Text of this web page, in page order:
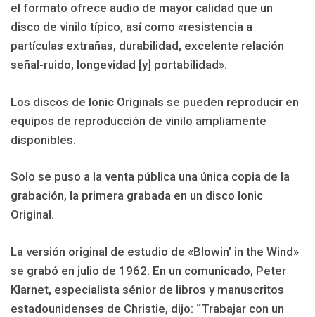
el formato ofrece audio de mayor calidad que un
disco de vinilo típico, así como «resistencia a
partículas extrañas, durabilidad, excelente relación
señal-ruido, longevidad [y] portabilidad».
Los discos de Ionic Originals se pueden reproducir en
equipos de reproducción de vinilo ampliamente
disponibles.
Solo se puso a la venta pública una única copia de la
grabación, la primera grabada en un disco Ionic
Original.
La versión original de estudio de «Blowin’ in the Wind»
se grabó en julio de 1962. En un comunicado, Peter
Klarnet, especialista sénior de libros y manuscritos
estadounidenses de Christie, dijo: “Trabajar con un